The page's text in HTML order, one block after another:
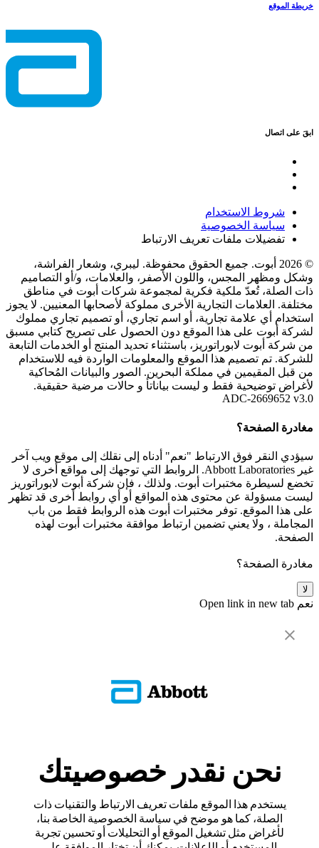
خريطة الموقع
ابقَ على اتصال
شروط الاستخدام
سياسة الخصوصية
تفضيلات ملفات تعريف الارتباط
© 2026 أبوت. جميع الحقوق محفوظة. ليبري، وشعار الفراشة،
وشكل ومظهر المجس، واللون الأصفر، والعلامات، و/أو التصاميم
ذات الصلة، تُعدّ ملكية فكرية لمجموعة شركات أبوت في مناطق
مختلفة. العلامات التجارية الأخرى مملوكة لأصحابها المعنيين. لا يجوز
استخدام أي علامة تجارية، أو اسم تجاري، أو تصميم تجاري مملوك
لشركة أبوت على هذا الموقع دون الحصول على تصريح كتابي مسبق
من شركة أبوت لابوراتوريز، باستثناء تحديد المنتج أو الخدمات التابعة
للشركة. تم تصميم هذا الموقع والمعلومات الواردة فيه للاستخدام
من قبل المقيمين في مملكة البحرين. الصور والبيانات المُحاكية
لأغراض توضيحية فقط و ليست بياناتأ و حالات مرضية حقيقية.
ADC-2669652 v3.0
مغادرة الصفحة؟
سيؤدي النقر فوق الارتباط "نعم" أدناه إلى نقلك إلى موقع ويب آخر
غير Abbott Laboratories. الروابط التي توجهك إلى مواقع أخرى لا
تخضع لسيطرة مختبرات أبوت. ولذلك ، فإن شركة أبوت لابوراتوريز
ليست مسؤولة عن محتوى هذه المواقع أو أي روابط أخرى قد تظهر
على هذا الموقع. توفر مختبرات أبوت هذه الروابط فقط من باب
المجاملة ، ولا يعني تضمين ارتباط موافقة مختبرات أبوت لهذه
الصفحة.
مغادرة الصفحة؟
لا
نعم Open link in new tab
نحن نقدر خصوصيتك
يستخدم هذا الموقع ملفات تعريف الارتباط والتقنيات ذات
الصلة، كما هو موضح في سياسة الخصوصية الخاصة بنا،
لأغراض مثل تشغيل الموقع أو التحليلات أو تحسين تجربة